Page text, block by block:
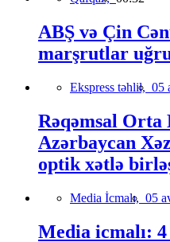
ABŞ və Çin
marşrutlar
Ekspress təhlil, 05
Rəqəmsal Orta
Azərbaycan
optik xətlə
Media İcmalı, 05
Media icmalı: